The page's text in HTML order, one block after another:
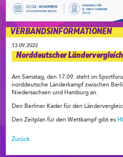
VERBANDSINFORMATIONEN
13.09.2022
Norddeutscher
Am Samstag, den 17.09. steht im
norddeutsche Länderkampf zwischen
Niedersachsen und Hamburg an.
Den Berliner Kader für den
Den Zeitplan für den Wettkampf gibt es
Zurück